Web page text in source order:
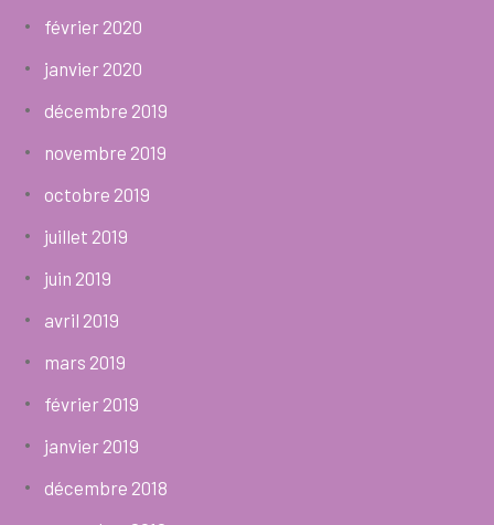
février 2020
janvier 2020
décembre 2019
novembre 2019
octobre 2019
juillet 2019
juin 2019
avril 2019
mars 2019
février 2019
janvier 2019
décembre 2018